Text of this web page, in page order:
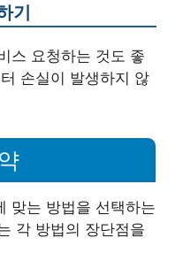
기
스 요청하는 것도 좋
손실이 발생하지 않
맞는 방법을 선택하는
각 방법의 장단점을